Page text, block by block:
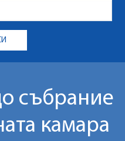
събрание
камара